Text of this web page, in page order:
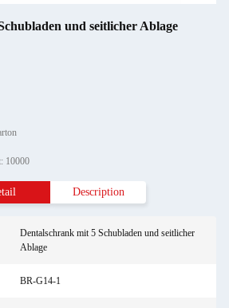
und seitlicher Ablage
10000
Description
Dentalschrank mit 5 Schubladen und seitlicher
Ablage
BR-G14-1